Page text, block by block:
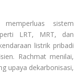
sistem
LRT, MRT, dan
listrik pribadi
Rachmat menilai,
upaya dekarbonisasi,